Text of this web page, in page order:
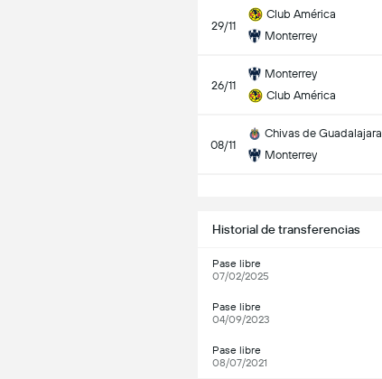
29/11
Club América
Monterrey
26/11
Monterrey
Club América
08/11
Chivas de Guadalajara
Monterrey
Historial de transferencias
Pase libre
07/02/2025
Pase libre
04/09/2023
Pase libre
08/07/2021